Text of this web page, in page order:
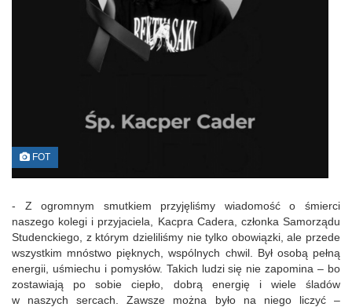
FOT
- Z ogromnym smutkiem przyjęliśmy wiadomość o śmierci
naszego kolegi i przyjaciela, Kacpra Cadera, członka Samorządu
Studenckiego, z którym dzieliliśmy nie tylko obowiązki, ale przede
wszystkim mnóstwo pięknych, wspólnych chwil. Był osobą pełną
energii, uśmiechu i pomysłów. Takich ludzi się nie zapomina – bo
zostawiają po sobie ciepło, dobrą energię i wiele śladów
w naszych sercach. Zawsze można było na niego liczyć –